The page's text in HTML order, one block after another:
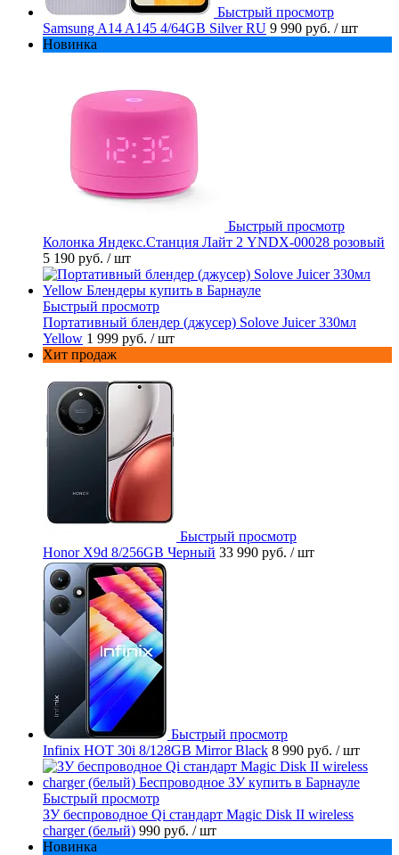
Быстрый просмотр
Samsung A14 A145 4/64GB Silver RU 9 990 руб. / шт
Новинка
Быстрый просмотр
Колонка Яндекс.Станция Лайт 2 YNDX-00028 розовый
5 190 руб. / шт
Быстрый просмотр
Портативный блендер (джусер) Solove Juicer 330мл
Yellow 1 999 руб. / шт
Хит продаж
Быстрый просмотр
Honor X9d 8/256GB Черный 33 990 руб. / шт
Быстрый просмотр
Infinix HOT 30i 8/128GB Mirror Black 8 990 руб. / шт
Быстрый просмотр
ЗУ беспроводное Qi стандарт Magic Disk II wireless
charger (белый) 990 руб. / шт
Новинка